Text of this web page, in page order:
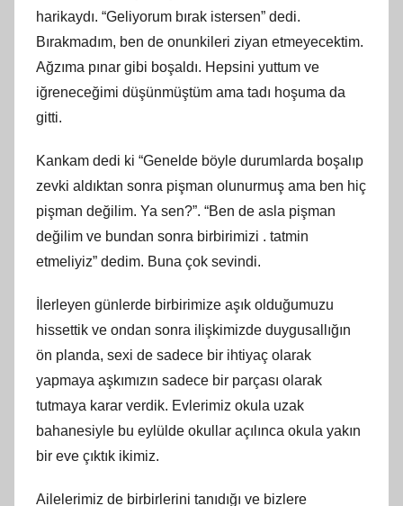
harikaydı. “Geliyorum bırak istersen” dedi.
Bırakmadım, ben de onunkileri ziyan etmeyecektim.
Ağzıma pınar gibi boşaldı. Hepsini yuttum ve
iğreneceğimi düşünmüştüm ama tadı hoşuma da
gitti.
Kankam dedi ki “Genelde böyle durumlarda boşalıp
zevki aldıktan sonra pişman olunurmuş ama ben hiç
pişman değilim. Ya sen?”. “Ben de asla pişman
değilim ve bundan sonra birbirimizi . tatmin
etmeliyiz” dedim. Buna çok sevindi.
İlerleyen günlerde birbirimize aşık olduğumuzu
hissettik ve ondan sonra ilişkimizde duygusallığın
ön planda, sexi de sadece bir ihtiyaç olarak
yapmaya aşkımızın sadece bir parçası olarak
tutmaya karar verdik. Evlerimiz okula uzak
bahanesiyle bu eylülde okullar açılınca okula yakın
bir eve çıktık ikimiz.
Ailelerimiz de birbirlerini tanıdığı ve bizlere